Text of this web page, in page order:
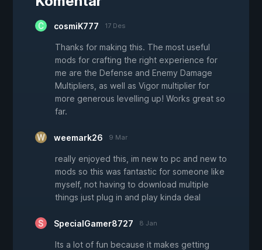
cosmiK777 17 Des
Thanks for making this. The most useful
mods for crafting the right experience for
me are the Defense and Enemy Damage
Multipliers, as well as Vigor multiplier for
more generous levelling up! Works great so
far.
weemark26 9 Mar
really enjoyed this, im new to pc and new to
mods so this was fantastic for someone like
myself, not having to download multiple
things just plug in and play kinda deal
SpecialGamer8727 8 Jan
Its a lot of fun because it makes getting